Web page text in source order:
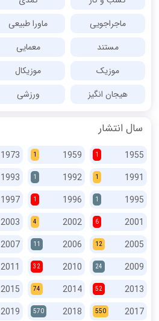
ماجراجویی
ماورا طبیعی
مستند
معمایی
موزیک
موزیکال
هیجان انگیز
ورزشی
سال انتشار
1955
1
1959
1
1973
1991
1
1992
1
1993
1995
1
1996
1
1997
2001
6
2002
4
2003
2005
12
2006
11
2007
2009
24
2010
32
2011
2013
52
2014
74
2015
2017
550
2018
570
2019